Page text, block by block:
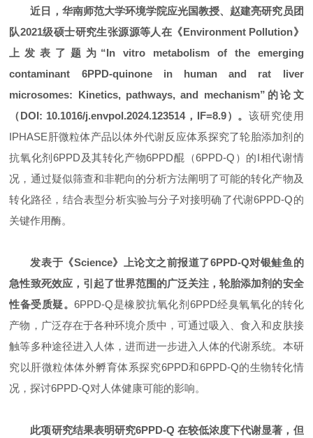
近日，华南师范大学环境学院应光国教授、赵建亮研究员团
队2021级硕士研究生张源源等人在《Environment Pollution》
上发表了题为“In vitro metabolism of the emerging
contaminant 6PPD-quinone in human and rat liver
microsomes: Kinetics, pathways, and mechanism”的论文
（DOI: 10.1016/j.envpol.2024.123514，IF=8.9）。该研究使用
IPHASE肝微粒体产品以体外代谢反应体系探究了轮胎添加剂的
抗氧化剂6PPD及其转化产物6PPD醌（6PPD-Q）的I相代谢情
况，通过疑似筛查和非靶向的分析方法阐明了可能的转化产物及
转化路径，结合表型分析实验与分子对接明确了代谢6PPD-Q的
关键作用酶。
发表于《Science》上论文之前报道了6PPD-Q对银鲑鱼的
急性致死效应，引起了世界范围的广泛关注，轮胎添加剂的安全
性备受质疑。6PPD-Q是橡胶抗氧化剂6PPD经臭氧氧化的转化
产物，广泛存在于各种环境介质中，可通过吸入、食入和皮肤接
触等多种途径进入人体，进而进一步进入人体的代谢系统。本研
究以肝微粒体体外孵育体系探究6PPD和6PPD-Q的生物转化情
况，探讨6PPD-Q对人体健康可能的影响。
此项研究结果表明研究6PPD-Q 在较低浓度下代谢显著，但